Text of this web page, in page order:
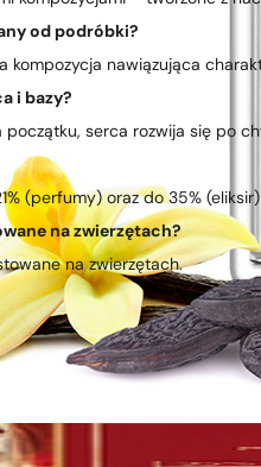
od podróbki?
kompozycja nawiązująca
i bazy?
serca rozwija się po
(perfumy) oraz do 35%
na zwierzętach?
na zwierzętach.